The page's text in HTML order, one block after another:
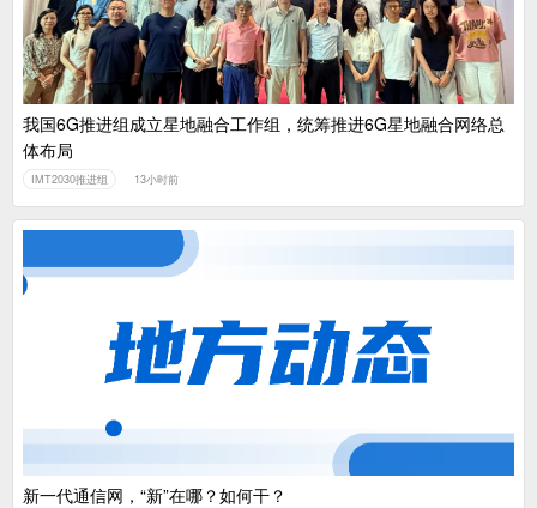
我国6G推进组成立星地融合工作组，统筹推进6G星地融合网络总
体布局
IMT2030推进组 13小时前
新一代通信网，“新”在哪？如何干？